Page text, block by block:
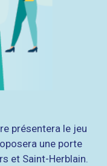
présentera le jeu
une porte
et Saint-Herblain.